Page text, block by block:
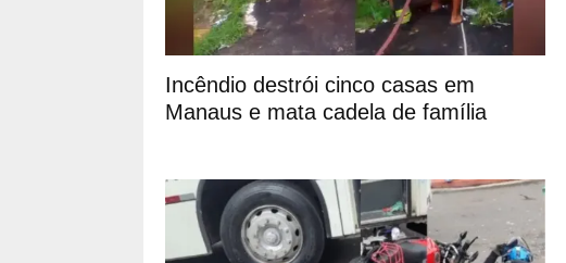
Incêndio destrói cinco casas em
Manaus e mata cadela de família